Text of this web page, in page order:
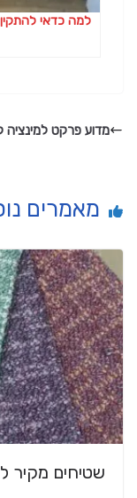
למה כדאי
מדוע פרקט
מאמרים
שטיחים מקיר